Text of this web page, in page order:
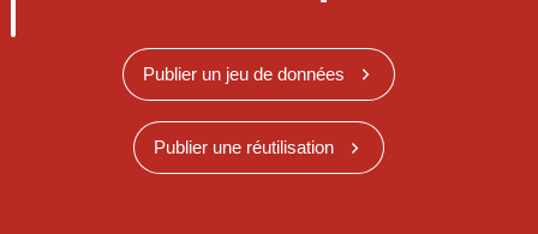
Publier un jeu de données
Publier une réutilisation